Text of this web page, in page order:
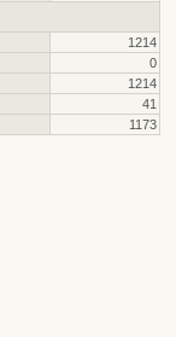
1214
0
1214
41
1173